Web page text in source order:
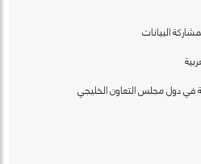
البيانات
في دول مجلس التعاون الخليجي